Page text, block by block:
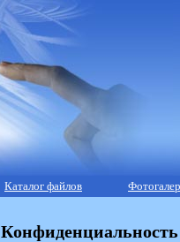
Каталог файлов